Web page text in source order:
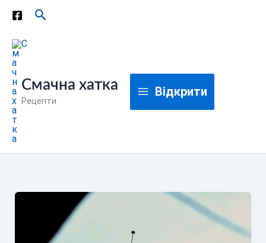
Перейти
вмісту
Пошук
Смачна хатка
Рецепти
Відкрити